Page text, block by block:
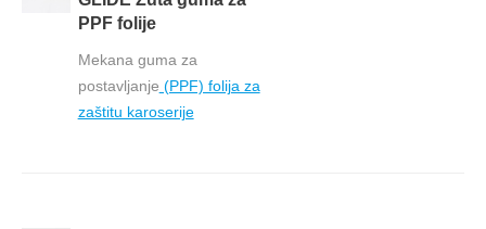
PPF folije
Mekana guma za
postavljanje (PPF) folija za
zaštitu karoserije